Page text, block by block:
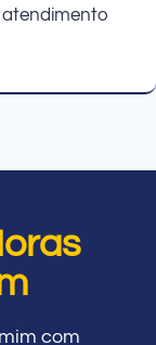
atendimento
com